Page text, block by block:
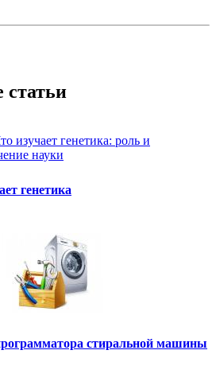
генетика
стиральной машины